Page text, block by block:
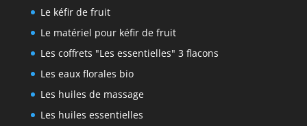
Le kéfir de fruit
Le matériel pour kéfir de fruit
Les coffrets "Les essentielles" 3 flacons
Les eaux florales bio
Les huiles de massage
Les huiles essentielles